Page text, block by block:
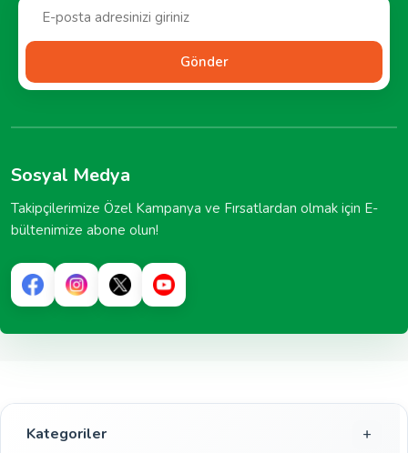
Gönder
Sosyal Medya
Takipçilerimize Özel Kampanya ve Fırsatlardan olmak için E-
bültenimize abone olun!
Kategoriler